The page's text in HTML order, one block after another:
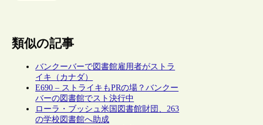
類似の記事
バンクーバーで図書館雇用者がストラ
イキ（カナダ）
E690 – ストライキもPRの場？バンクー
バーの図書館でスト決行中
ローラ・ブッシュ米国図書館財団、263
の学校図書館へ助成